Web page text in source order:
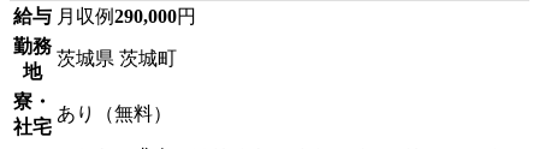
給与 月収例290,000円
勤務
地
茨城県 茨城町
寮・
社宅
あり（無料）